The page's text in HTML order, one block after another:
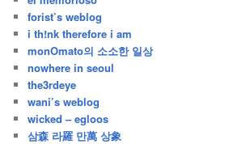
forist’s weblog
i th!nk therefore i am
monOmato의 소소한 일상
nowhere in seoul
the3rdeye
wani’s weblog
wicked – egloos
삼森 라羅 만萬 상象